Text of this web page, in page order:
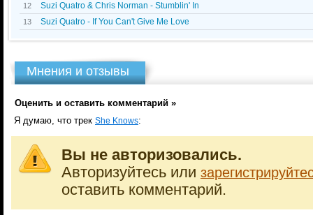
12 Suzi Quatro & Chris Norman - Stumblin' In
13 Suzi Quatro - If You Can't Give Me Love
Мнения и отзывы
Оценить и оставить комментарий »
Я думаю, что трек She Knows:
Вы не авторизовались.
Авторизуйтесь или
оставить комментарий.